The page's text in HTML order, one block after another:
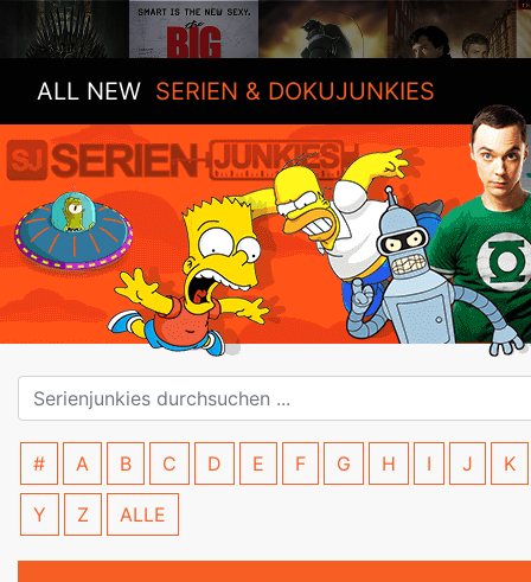
ALL NEW SERIEN & DOKUJUNKIES
# A B C D E F G H I J K
Y Z ALLE